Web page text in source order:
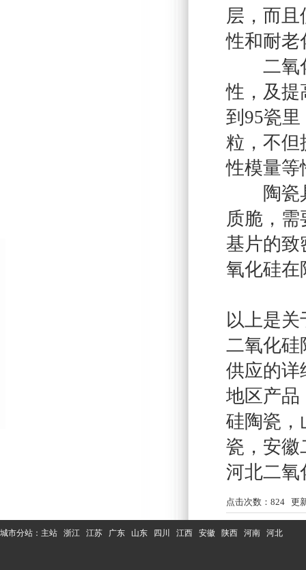
层，而
性和耐老
二氧化
性，及提
到95瓷
粒，不但
性模量等
陶瓷具
质脆，
基片的致
氧化硅在
以上是
二氧化硅
供应的详
地区产
硅陶瓷 ，
瓷 ， 安徽
河北二氧
点击次数： 824更新
城市分站： 主站 浙江 江苏 广东 山东 四川 江西 安徽 陕西 河南 河北